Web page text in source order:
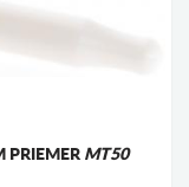
PRIEMER MT50